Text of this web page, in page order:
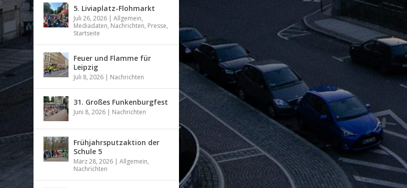
5. Liviaplatz-Flohmarkt
Juli 26, 2026 |Allgemein,
Mediadaten, Nachrichten, Presse,
Startseite
Feuer und Flamme für
Leipzig
Juli 8, 2026 | Nachrichten
31. Großes Funkenburgfest
Juni 8, 2026 | Nachrichten
Frühjahrsputzaktion der
Schule 5
März 28, 2026 |Allgemein,
Nachrichten